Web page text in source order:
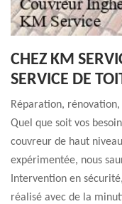
CHEZ KM
SERVICE DE
Réparation,
Quel que soit vos
couvreur de haut
expérimentée, nous
Intervention en
réalisé avec de la